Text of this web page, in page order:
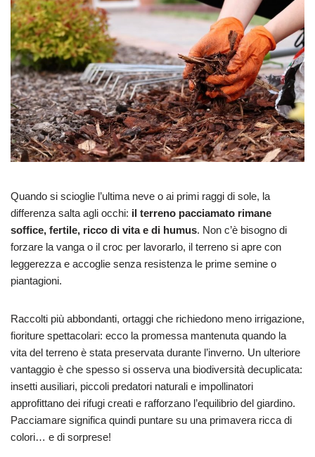
Quando si scioglie l’ultima neve o ai primi raggi di sole, la
differenza salta agli occhi: il terreno pacciamato rimane
soffice, fertile, ricco di vita e di humus. Non c’è bisogno di
forzare la vanga o il croc per lavorarlo, il terreno si apre con
leggerezza e accoglie senza resistenza le prime semine o
piantagioni.
Raccolti più abbondanti, ortaggi che richiedono meno irrigazione,
fioriture spettacolari: ecco la promessa mantenuta quando la
vita del terreno è stata preservata durante l’inverno. Un ulteriore
vantaggio è che spesso si osserva una biodiversità decuplicata:
insetti ausiliari, piccoli predatori naturali e impollinatori
approfittano dei rifugi creati e rafforzano l’equilibrio del giardino.
Pacciamare significa quindi puntare su una primavera ricca di
colori… e di sorprese!